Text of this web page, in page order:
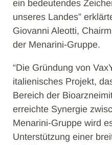
ein bedeutendes
unseres Landes”
Giovanni Aleotti,
der Menarini-Gruppe.
“Die Gründung von
italienisches Projekt,
Bereich der
erreichte Synergie
Menarini-Gruppe wird
Unterstützung einer